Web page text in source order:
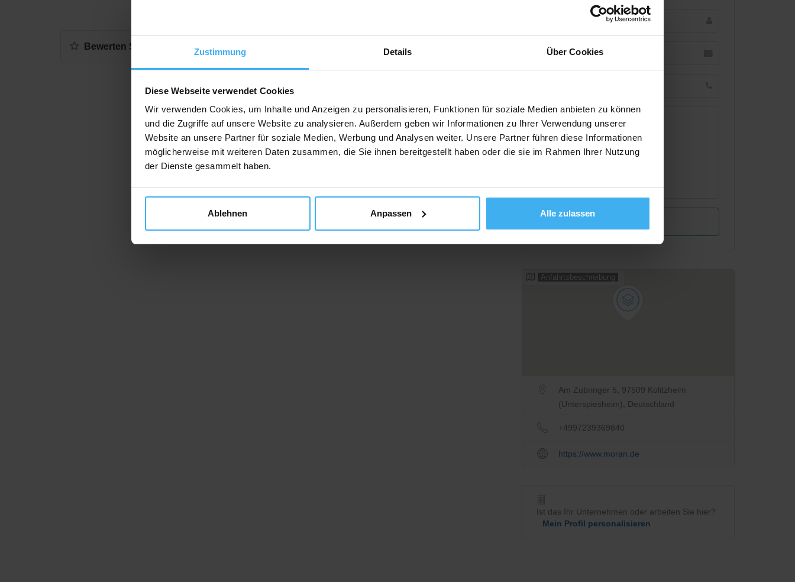
Zustimmung Details Über Cookies
Diese Webseite verwendet Cookies
Wir verwenden Cookies, um Inhalte und Anzeigen zu personalisieren, Funktionen für soziale Medien anbieten zu können
und die Zugriffe auf unsere Website zu analysieren. Außerdem geben wir Informationen zu Ihrer Verwendung unserer
Website an unsere Partner für soziale Medien, Werbung und Analysen weiter. Unsere Partner führen diese Informationen
möglicherweise mit weiteren Daten zusammen, die Sie ihnen bereitgestellt haben oder die sie im Rahmen Ihrer Nutzung
der Dienste gesammelt haben.
Ablehnen Anpassen Alle zulassen
Bewerten Sie uns
Anfahrtsbeschreibung
Am Zubringer 5, 97509 Kolitzheim
(Unterspiesheim), Deutschland
+4997239369840
https://www.moran.de
Ist das Ihr Unternehmen oder arbeiten Sie hier?
Mein Profil personalisieren